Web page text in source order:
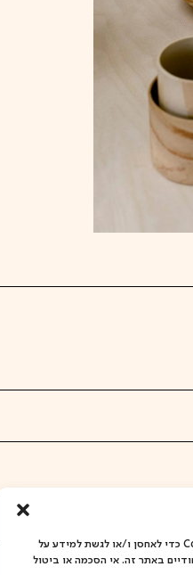
כדי לספק את חוויות המשתמש הטובות ביותר, אנו משתמשים בטכנולוגיות כמו קובצי Cookie כדי לאחסן ו/או לגשת למידע על
באתר זה. אי הסכמה או ביטול